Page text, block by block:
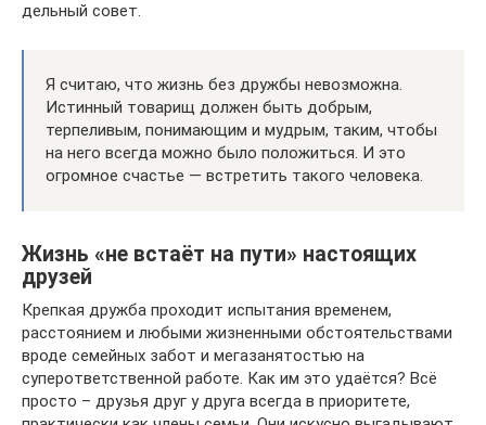
дельный совет.
Я считаю, что жизнь без дружбы невозможна.
Истинный товарищ должен быть добрым,
терпеливым, понимающим и мудрым, таким, чтобы
на него всегда можно было положиться. И это
огромное счастье — встретить такого человека.
Жизнь «не встаёт на пути» настоящих
друзей
Крепкая дружба проходит испытания временем,
расстоянием и любыми жизненными обстоятельствами
вроде семейных забот и мегазанятостью на
суперответственной работе. Как им это удаётся? Всё
просто – друзья друг у друга всегда в приоритете,